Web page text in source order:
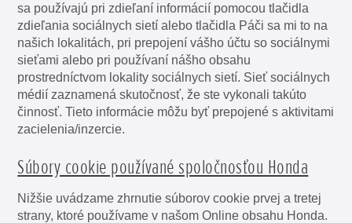
sa používajú pri zdieľaní informácií pomocou tlačidla
zdieľania sociálnych sietí alebo tlačidla Páči sa mi to na
našich lokalitách, pri prepojení vášho účtu so sociálnymi
sieťami alebo pri používaní nášho obsahu
prostredníctvom lokality sociálnych sietí. Sieť sociálnych
médií zaznamená skutočnosť, že ste vykonali takúto
činnosť. Tieto informácie môžu byť prepojené s aktivitami
zacielenia/inzercie.
Súbory cookie používané spoločnosťou Honda
Nižšie uvádzame zhrnutie súborov cookie prvej a tretej
strany, ktoré používame v našom Online obsahu Honda.